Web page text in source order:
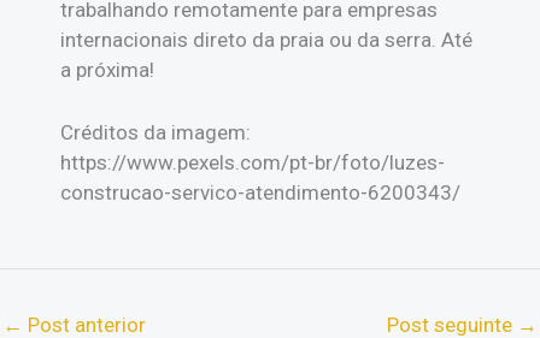
trabalhando remotamente para empresas
internacionais direto da praia ou da serra. Até
a próxima!
Créditos da imagem:
https://www.pexels.com/pt-br/foto/luzes-
construcao-servico-atendimento-6200343/
← Post anterior Post seguinte →